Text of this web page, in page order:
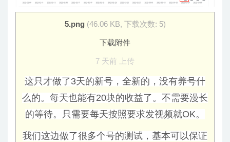
5.png (46.06 KB, 下载次数: 5)
下载附件
7 天前 上传
这只才做了3天的新号，全新的，没有养号什
么的。每天也能有20块的收益了。不需要漫长
的等待。只需要每天按照要求发视频就OK。
我们这边做了很多个号的测试，基本可以保证